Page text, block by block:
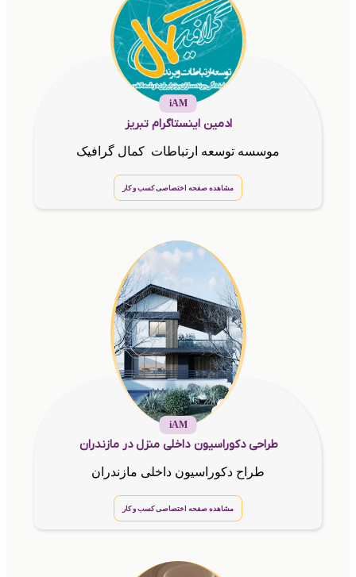
iAM
ادمین اینستاگرام تبریز
موسسه توسعه ارتباطات کمال گرافیک
مشاهده صفحه اختصاصی کسب و کار
iAM
طراحی دکوراسیون داخلی منزل در مازندران
طراح دکوراسیون داخلی مازندران
مشاهده صفحه اختصاصی کسب و کار